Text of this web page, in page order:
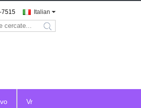
Italian
7515
search
Vr